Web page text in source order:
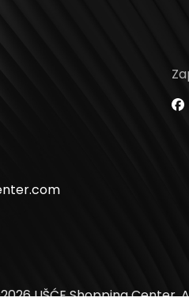
UŠĆE Shopping Center.